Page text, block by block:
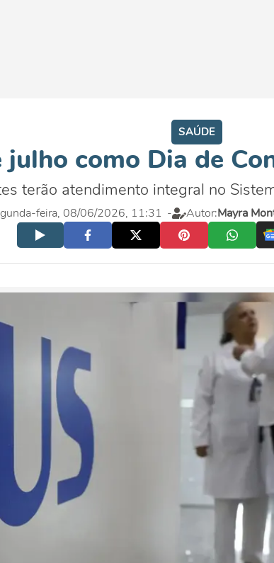
SAÚDE
como Dia de
terão atendimento integral no
feira, 08/06/2026, 11:31 - Autor:Mayra